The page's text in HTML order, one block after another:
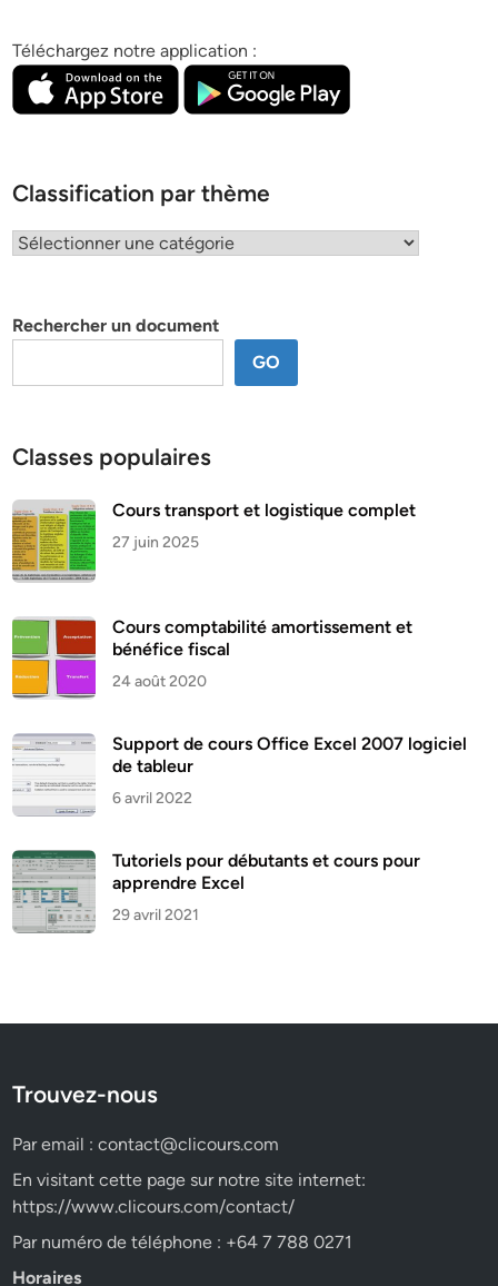
Téléchargez notre application :
Classification par thème
Classification
Rechercher un document
GO
Classes populaires
Cours transport et logistique complet
27 juin 2025
Cours comptabilité amortissement et
bénéfice fiscal
24 août 2020
Support de cours Office Excel 2007 logiciel
de tableur
6 avril 2022
Tutoriels pour débutants et cours pour
apprendre Excel
29 avril 2021
Trouvez-nous
Par email :contact@clicours.com
En visitant cette page sur notre site internet:
https://www.clicours.com/contact/
Par numéro de téléphone : +64 7 788 0271
Horaires